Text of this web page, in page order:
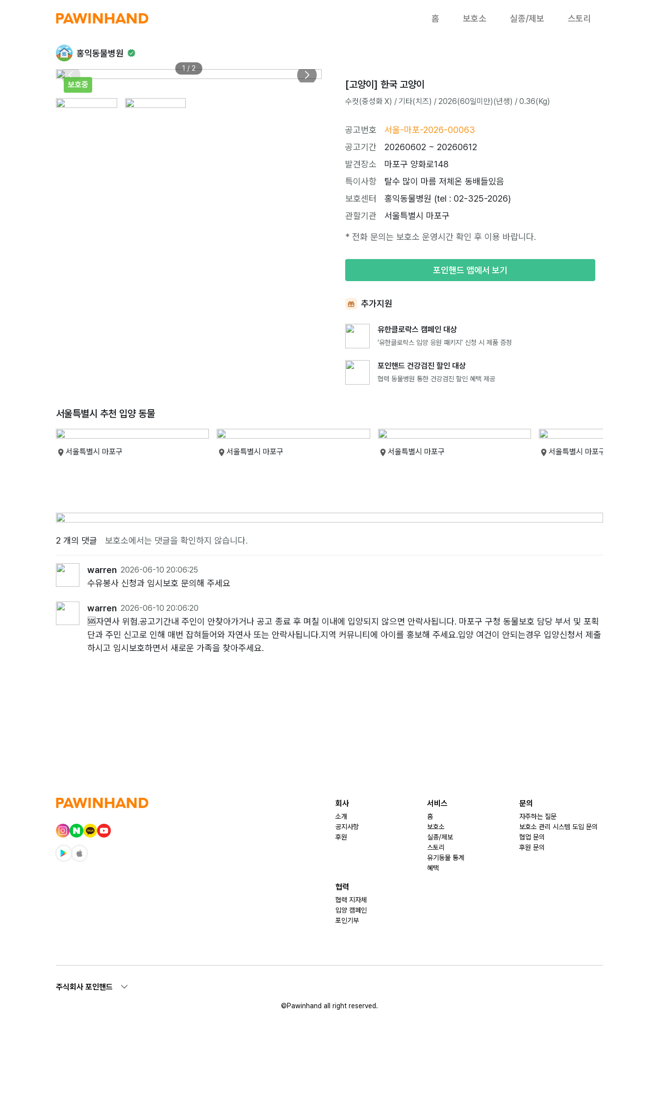
홈 보호소 실종/제보 스토리
홍익동물병원
보호중
1 / 2
[고양이] 한국 고양이
수컷(중성화 X) / 기타(치즈) / 2026(60일미만)(년생) / 0.36(Kg)
공고번호
서울-마포-2026-00063
공고기간
20260602 ~ 20260612
발견장소
마포구 양화로148
특이사항
탈수 많이 마름 저체온 동배들있음
보호센터
홍익동물병원 (tel : 02-325-2026)
관할기관
서울특별시 마포구
* 전화 문의는 보호소 운영시간 확인 후 이용 바랍니다.
포인핸드 앱에서 보기
추가지원
유한클로락스 캠페인 대상
'유한클로락스 입양 응원 패키지' 신청 시 제품 증정
포인핸드 건강검진 할인 대상
협력 동물병원 통한 건강검진 할인 혜택 제공
서울특별시 추천 입양 동물
서울특별시 마포구 서울특별시 마포구 서울특별시 마포구 서울특별시 마포구
2 개의 댓글 보호소에서는 댓글을 확인하지 않습니다.
warren 2026-06-10 20:06:25
수유봉사 신청과 임시보호 문의해 주세요
warren 2026-06-10 20:06:20
🆘️자연사 위험.공고기간내 주인이 안찾아가거나 공고 종료 후 며칠 이내에 입양되지 않으면 안락사됩니다. 마포구 구청 동물보호 담당 부서 및 포획
단과 주민 신고로 인해 매번 잡혀들어와 자연사 또는 안락사됩니다.지역 커뮤니티에 아이를 홍보해 주세요.입양 여건이 안되는경우 입양신청서 제출
하시고 임시보호하면서 새로운 가족을 찾아주세요.
회사
소개
공지사항
후원
서비스
홈
보호소
실종/제보
스토리
유기동물 통계
혜택
문의
자주하는 질문
보호소 관리 시스템 도입 문의
협업 문의
후원 문의
협력
협력 지자체
입양 캠페인
포인기부
주식회사 포인핸드
©Pawinhand all right reserved.